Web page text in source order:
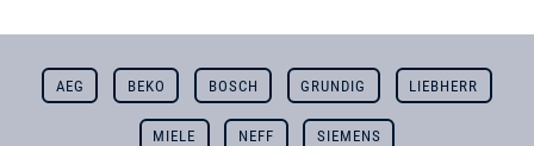
AEG BEKO BOSCH GRUNDIG LIEBHERR
MIELE NEFF SIEMENS